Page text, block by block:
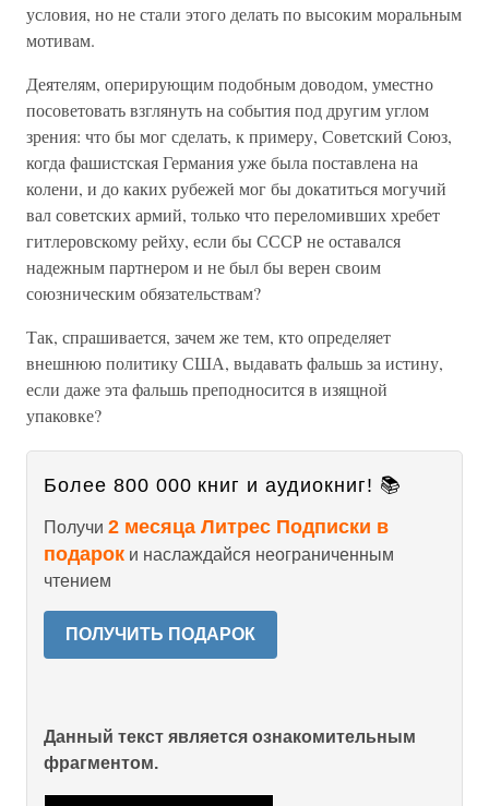
условия, но не стали этого делать по высоким моральным
мотивам.
Деятелям, оперирующим подобным доводом, уместно
посоветовать взглянуть на события под другим углом
зрения: что бы мог сделать, к примеру, Советский Союз,
когда фашистская Германия уже была поставлена на
колени, и до каких рубежей мог бы докатиться могучий
вал советских армий, только что переломивших хребет
гитлеровскому рейху, если бы СССР не оставался
надежным партнером и не был бы верен своим
союзническим обязательствам?
Так, спрашивается, зачем же тем, кто определяет
внешнюю политику США, выдавать фальшь за истину,
если даже эта фальшь преподносится в изящной
упаковке?
Более 800 000 книг и аудиокниг! 📚
Получи 2 месяца Литрес Подписки в
подарок и наслаждайся неограниченным
чтением
ПОЛУЧИТЬ ПОДАРОК
Данный текст является ознакомительным
фрагментом.